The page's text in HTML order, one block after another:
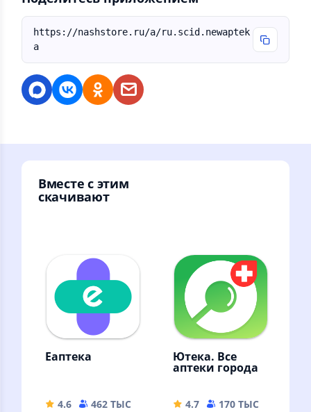
https://nashstore.ru/a/ru.scid.newaptek
a
Вместе с этим
скачивают
Еаптека
4.6 462 ТЫС
69.64 MB
Ютека. Все
аптеки города
4.7 170 ТЫС